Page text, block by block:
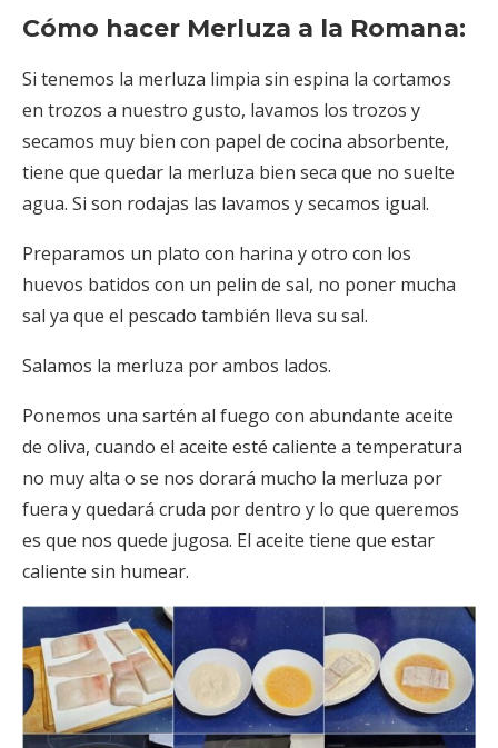
Cómo hacer Merluza a la Romana:
Si tenemos la merluza limpia sin espina la cortamos
en trozos a nuestro gusto, lavamos los trozos y
secamos muy bien con papel de cocina absorbente,
tiene que quedar la merluza bien seca que no suelte
agua. Si son rodajas las lavamos y secamos igual.
Preparamos un plato con harina y otro con los
huevos batidos con un pelin de sal, no poner mucha
sal ya que el pescado también lleva su sal.
Salamos la merluza por ambos lados.
Ponemos una sartén al fuego con abundante aceite
de oliva, cuando el aceite esté caliente a temperatura
no muy alta o se nos dorará mucho la merluza por
fuera y quedará cruda por dentro y lo que queremos
es que nos quede jugosa. El aceite tiene que estar
caliente sin humear.